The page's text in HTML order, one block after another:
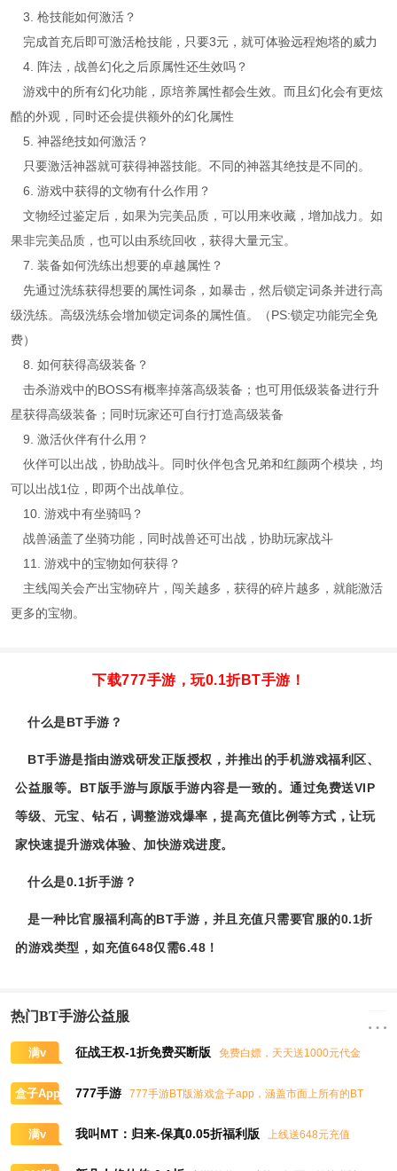
3. 枪技能如何激活？
完成首充后即可激活枪技能，只要3元，就可体验远程炮塔的威力
4. 阵法，战兽幻化之后原属性还生效吗？
游戏中的所有幻化功能，原培养属性都会生效。而且幻化会有更炫
酷的外观，同时还会提供额外的幻化属性
5. 神器绝技如何激活？
只要激活神器就可获得神器技能。不同的神器其绝技是不同的。
6. 游戏中获得的文物有什么作用？
文物经过鉴定后，如果为完美品质，可以用来收藏，增加战力。如
果非完美品质，也可以由系统回收，获得大量元宝。
7. 装备如何洗练出想要的卓越属性？
先通过洗练获得想要的属性词条，如暴击，然后锁定词条并进行高
级洗练。高级洗练会增加锁定词条的属性值。（PS:锁定功能完全免
费）
8. 如何获得高级装备？
击杀游戏中的BOSS有概率掉落高级装备；也可用低级装备进行升
星获得高级装备；同时玩家还可自行打造高级装备
9. 激活伙伴有什么用？
伙伴可以出战，协助战斗。同时伙伴包含兄弟和红颜两个模块，均
可以出战1位，即两个出战单位。
10. 游戏中有坐骑吗？
战兽涵盖了坐骑功能，同时战兽还可出战，协助玩家战斗
11. 游戏中的宝物如何获得？
主线闯关会产出宝物碎片，闯关越多，获得的碎片越多，就能激活
更多的宝物。
下载777手游，玩0.1折BT手游！
什么是BT手游？
BT手游是指由游戏研发正版授权，并推出的手机游戏福利区、
公益服等。BT版手游与原版手游内容是一致的。通过免费送VIP
等级、元宝、钻石，调整游戏爆率，提高充值比例等方式，让玩
家快速提升游戏体验、加快游戏进度。
什么是0.1折手游？
是一种比官服福利高的BT手游，并且充值只需要官服的0.1折
的游戏类型，如充值648仅需6.48！
热门BT手游公益服
满v 征战王权-1折免费买断版
免费白嫖，天天送1000元代金
盒子App 777手游
777手游BT版游戏盒子app，涵盖市面上所有的BT
满v 我叫MT：归来-保真0.05折福利版
上线送648元充值